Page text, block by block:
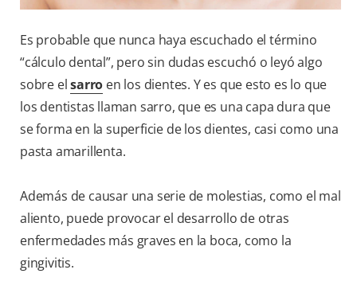
Es probable que nunca haya escuchado el término
“cálculo dental”, pero sin dudas escuchó o leyó algo
sobre elsarro en los dientes. Y es que esto es lo que
los dentistas llaman sarro, que es una capa dura que
se forma en la superficie de los dientes, casi como una
pasta amarillenta.
Además de causar una serie de molestias, como el mal
aliento, puede provocar el desarrollo de otras
enfermedades más graves en la boca, como la
gingivitis.